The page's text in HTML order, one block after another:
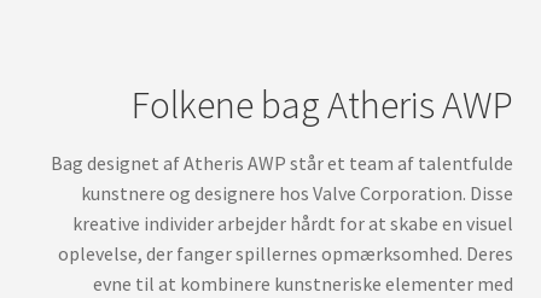
Folkene bag Atheris AWP
Bag designet af Atheris AWP står et team af talentfulde
kunstnere og designere hos Valve Corporation. Disse
kreative individer arbejder hårdt for at skabe en visuel
oplevelse, der fanger spillernes opmærksomhed. Deres
evne til at kombinere kunstneriske elementer med